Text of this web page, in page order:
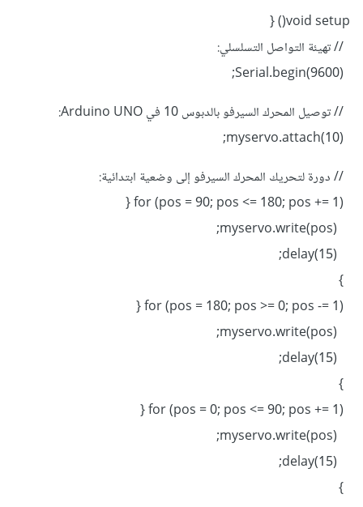
void setup() {
// تهيئة التواصل التسلسلي:
// توصيل المحرك السيرفو بالدبوس 10 في Arduino UNO:
// دورة لتحريك المحرك السيرفو إلى وضعية ابتدائية:
}
}
}